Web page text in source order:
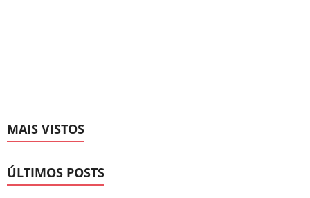
MAIS VISTOS
ÚLTIMOS POSTS